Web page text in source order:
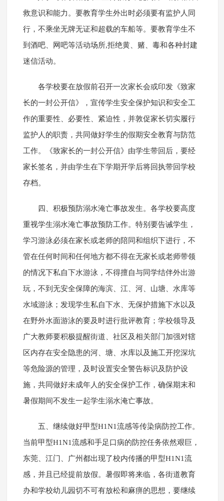
救意识和能力。要教育学生外出时必须要有监护人同
行，不乘坐无牌无证和超载的车船等。要教育学生不
到酒吧、网吧等活动场所,拒绝黄、赌、毒和各种封建
迷信活动。
各学校要在放假前召开一次家长会或印发《致家
长的一封公开信》，宣传学生安全保护知识和安全工
作的重要性、必要性、紧迫性，并敦促家长切实履行
监护人的职责，共同做好学生的假期安全教育与防范
工作。《致家长的一封公开信》由学生带回后，要经
家长签名，并由学生在下学期开学后将回执带回学校
存档。
四、积极预防溺水淹亡事故发生。各学校要高度
重视学生溺水淹亡事故预防工作。特别要告诫学生，
学习游泳必须在家长或老师的陪同和组织下进行，不
管在任何时间和任何地方都不得在无家长或老师带领
的情况下私自下水游泳，不得擅自与同学结伴外出游
玩，不到无安全保障的海滨、江、河、山塘、水库等
水域游泳；发现学生私自下水、无保护措施下水以及
在野外水面游泳的要及时进行批评教育；学校领导及
广大教师要积极提醒街道、社区及相关部门加强对辖
区内存在安全隐患的河、塘、水库以及施工开挖深坑
等危险源的管理，及时设置安全警告标识及防护设
施，共同做好未成年人的安全保护工作，确保期末和
暑假期间不发生一起学生溺水淹亡事故。
五、继续做好甲型H1N1流感等传染病防控工作。
当前甲型H1N1流感和手足口病的防控任务依然艰巨，
东莞、江门、广州都出现了校内传播的甲型H1N1流
感，并且已经提前放假。暑假即将来临，各街道教育
办和学校幼儿园切不可有放松和麻痹的思想，要继续